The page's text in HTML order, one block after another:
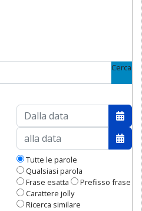
Cerca
Apri
Tutte le parole
Qualsiasi parola
Frase esatta
Prefisso frase
Carattere jolly
Ricerca similare